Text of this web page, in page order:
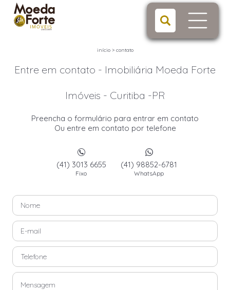
início> contato
Entre em contato - Imobiliária Moeda Forte
Imóveis - Curitiba -PR
Preencha o formulário para entrar em contato
Ou entre em contato por telefone
(41) 3013 6655
Fixo
(41) 98852-6781
WhatsApp